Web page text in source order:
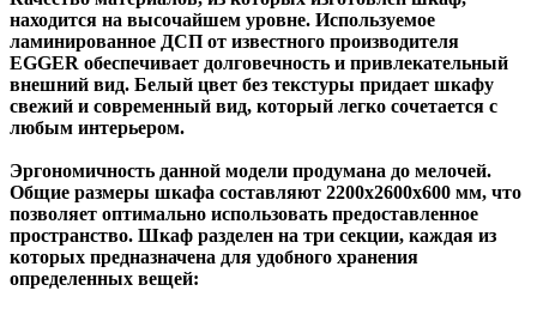
находится на высочайшем уровне. Используемое
ламинированное ДСП от известного производителя
EGGER обеспечивает долговечность и привлекательный
внешний вид. Белый цвет без текстуры придает шкафу
свежий и современный вид, который легко сочетается с
любым интерьером.
Эргономичность данной модели продумана до мелочей.
Общие размеры шкафа составляют 2200х2600х600 мм, что
позволяет оптимально использовать предоставленное
пространство. Шкаф разделен на три секции, каждая из
которых предназначена для удобного хранения
определенных вещей: